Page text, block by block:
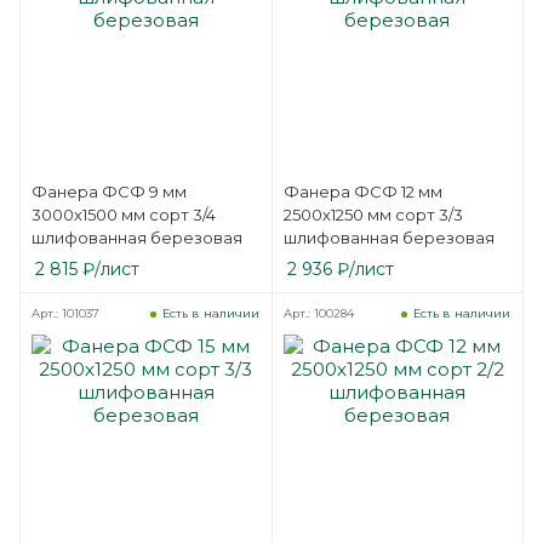
Фанера ФСФ 9 мм
3000х1500 мм сорт 3/4
шлифованная березовая
2 815 ₽/лист
Фанера ФСФ 12 мм
2500х1250 мм сорт 3/3
шлифованная березовая
2 936₽/лист
Есть в наличии
Арт.: 101037 Есть в наличии
Арт.: 100284